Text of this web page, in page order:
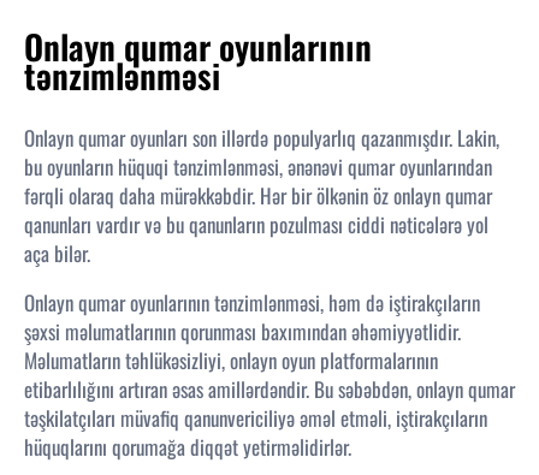
Onlayn qumar oyunlarının
tənzimlənməsi
Onlayn qumar oyunları son illərdə populyarlıq qazanmışdır. Lakin,
bu oyunların hüquqi tənzimlənməsi, ənənəvi qumar oyunlarından
fərqli olaraq daha mürəkkəbdir. Hər bir ölkənin öz onlayn qumar
qanunları vardır və bu qanunların pozulması ciddi nəticələrə yol
aça bilər.
Onlayn qumar oyunlarının tənzimlənməsi, həm də iştirakçıların
şəxsi məlumatlarının qorunması baxımından əhəmiyyətlidir.
Məlumatların təhlükəsizliyi, onlayn oyun platformalarının
etibarlılığını artıran əsas amillərdəndir. Bu səbəbdən, onlayn qumar
təşkilatçıları müvafiq qanunvericiliyə əməl etməli, iştirakçıların
hüquqlarını qorumağa diqqət yetirməlidirlər.